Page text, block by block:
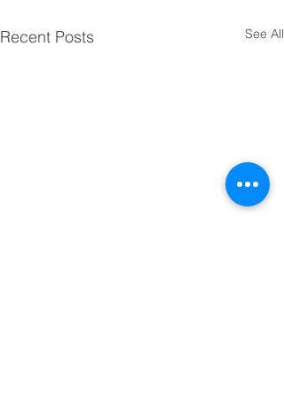
Recent Posts See All